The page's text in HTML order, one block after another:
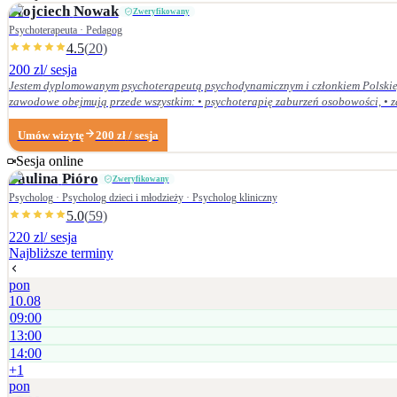
Wojciech Nowak Zweryfikowany
Psychoterapeuta · Pedagog
4.5(20)
200 zl/ sesja
Jestem dyplomowanym psychoterapeutą psychodynamicznym i członkiem
zawodowe obejmują przede wszystkim: • psychoterapię zaburzeń osobowości, • zaburzenia
Dolnośląskiej Szkoły Wyższej we Wrocławiu — w 2007 r. studia licencjackie
Centrum Psychodynamicznym, a w styczniu 2020 r. uzyskałem dyplom psychoterapeuty psychodynamicznego. Od ukończenia szkoły psychoterapii regularnie uczestniczę w
Psychoterapii Psychodynamicznej i na bieżąco śledzę literaturę z zakresu
Umów wizytę 200 zł / sesja
Sesja online
Paulina Pióro Zweryfikowany
Psycholog · Psycholog dzieci i młodzieży · Psycholog kliniczny
5.0(59)
220 zl/ sesja
Najbliższe terminy
pon
10.08
09:00
13:00
14:00
+1
pon